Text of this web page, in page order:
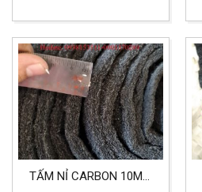
MÙI KHÔNG KHÍ
TẤM NỈ CARBON 10MM